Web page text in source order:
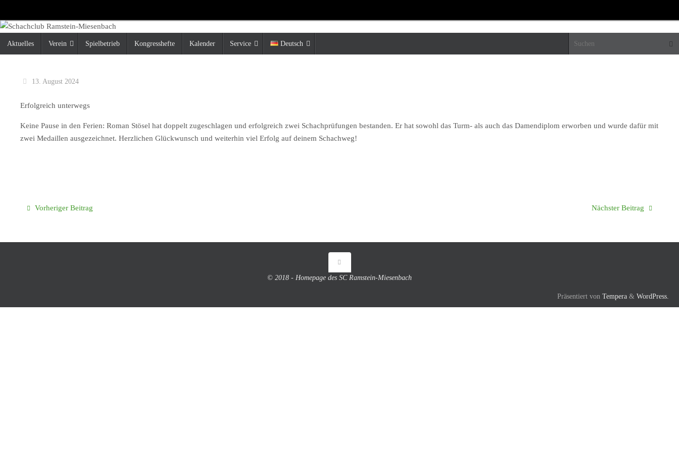
Inhalt
springen
Inhalt
Aktuelles Verein Spielbetrieb Kongresshefte Kalender Service Deutsch
13. August 2024
Erfolgreich unterwegs
Keine Pause in den Ferien: Roman Stösel hat doppelt zugeschlagen und erfolgreich zwei Schachprüfungen bestanden. Er hat sowohl das Turm- als auch das Damendiplom erworben und wurde dafür mit
zwei Medaillen ausgezeichnet. Herzlichen Glückwunsch und weiterhin viel Erfolg auf deinem Schachweg!
Vorheriger Beitrag Nächster Beitrag
© 2018 - Homepage des SC Ramstein-Miesenbach
Präsentiert von Tempera & WordPress.